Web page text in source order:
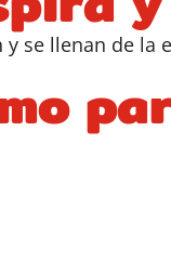
se llenan de la